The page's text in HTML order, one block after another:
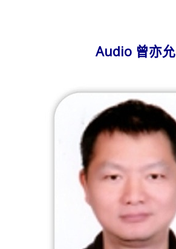
Audio 曾亦允